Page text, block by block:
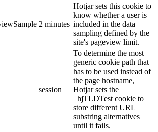
2 minutes
Hotjar sets this cookie to
know whether a user is
included in the data
sampling defined by the
site's pageview limit.
session
To determine the most
generic cookie path that
has to be used instead of
the page hostname,
Hotjar sets the
_hjTLDTest cookie to
store different URL
substring alternatives
until it fails.